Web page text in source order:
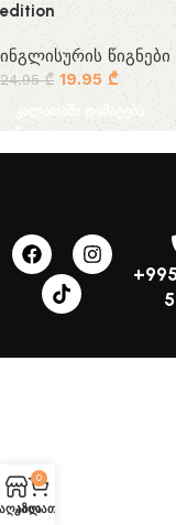
edition
ინგლისურის წიგნები
24.95₾ 19.95₾
კალათაში დამატება
0
კალათა